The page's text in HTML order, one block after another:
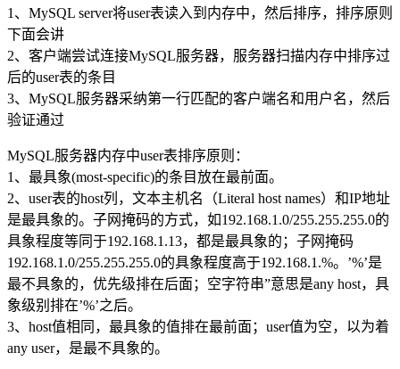
1、MySQL server将user表读入到内存中，然后排序，排序原则
下面会讲
2、客户端尝试连接MySQL服务器，服务器扫描内存中排序过
后的user表的条目
3、MySQL服务器采纳第一行匹配的客户端名和用户名，然后
验证通过
MySQL服务器内存中user表排序原则：
1、最具象(most-specific)的条目放在最前面。
2、user表的host列，文本主机名（Literal host names）和IP地址
是最具象的。子网掩码的方式，如192.168.1.0/255.255.255.0的
具象程度等同于192.168.1.13，都是最具象的；子网掩码
192.168.1.0/255.255.255.0的具象程度高于192.168.1.%。’%’是
最不具象的，优先级排在后面；空字符串”意思是any host，具
象级别排在’%’之后。
3、host值相同，最具象的值排在最前面；user值为空，以为着
any user，是最不具象的。